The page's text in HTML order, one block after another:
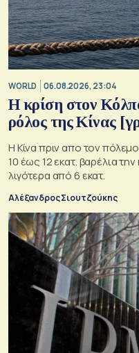
WORLD 06.08.2026, 23:04
Η κρίση στoν
ρόλος της Κίνας
Η Κίνα πριν απο τον
10 έως 12 εκατ. βαρέλια
λιγότερα από 6 εκατ.
Αλέξανδρος Σιουτζούκης